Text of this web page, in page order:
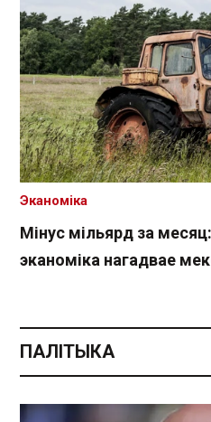
Мінус мільярд за
эканоміка нагадвае
Эканоміка
ПАЛІТЫКА